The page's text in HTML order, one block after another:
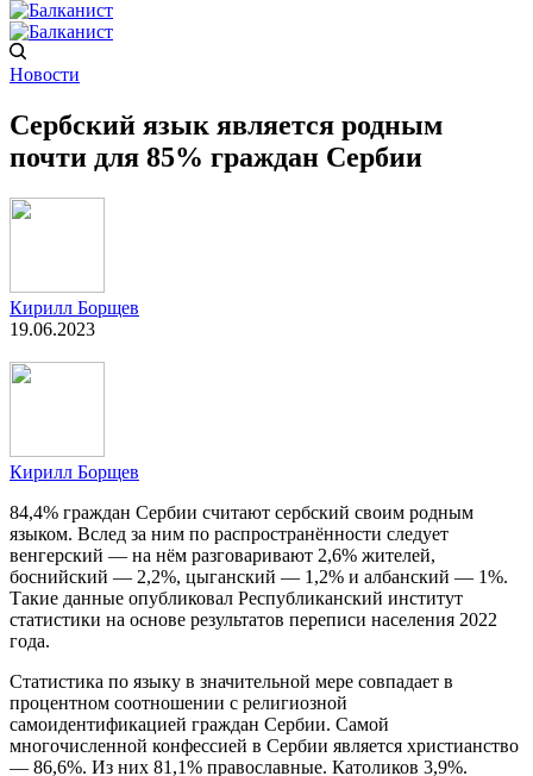
Новости
Сербский язык является родным
почти для 85% граждан Сербии
Кирилл Борщев
19.06.2023
Кирилл Борщев
84,4% граждан Сербии считают сербский своим родным
языком. Вслед за ним по распространённости следует
венгерский — на нём разговаривают 2,6% жителей,
боснийский — 2,2%, цыганский — 1,2% и албанский — 1%.
Такие данные опубликовал Республиканский институт
статистики на основе результатов переписи населения 2022
года.
Статистика по языку в значительной мере совпадает в
процентном соотношении с религиозной
самоидентификацией граждан Сербии. Самой
многочисленной конфессией в Сербии является христианство
— 86,6%. Из них 81,1% православные. Католиков 3,9%.